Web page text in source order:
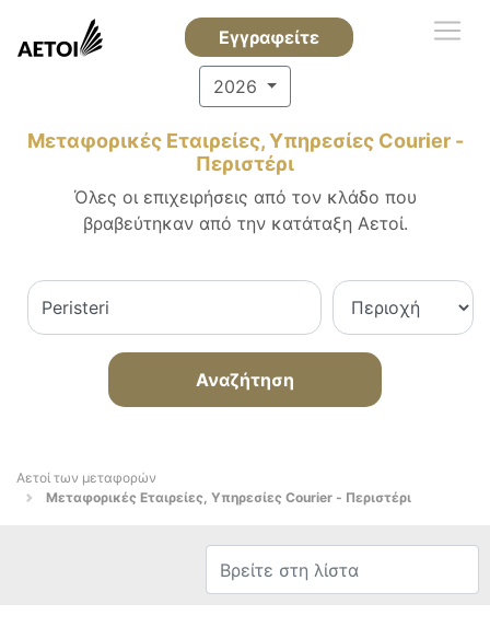
Εγγραφείτε
2026
Μεταφορικές Εταιρείες, Υπηρεσίες Courier -
Περιστέρι
Όλες οι επιχειρήσεις από τον κλάδο που
βραβεύτηκαν από την κατάταξη Αετοί.
Αναζήτηση
Αετοί των μεταφορών
Μεταφορικές Εταιρείες, Υπηρεσίες Courier - Περιστέρι